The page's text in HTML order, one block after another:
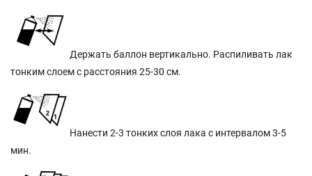
Держать баллон вертикально. Распиливать лак
тонким слоем с расстояния 25-30 см.
Нанести 2-3 тонких слоя лака с интервалом 3-5
мин.